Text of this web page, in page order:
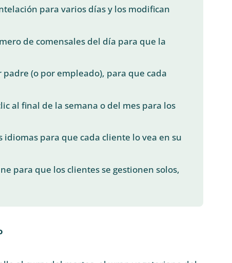
para varios días y los modifican
de comensales del día para que la
(o por empleado), para que cada
al final de la semana o del mes para los
para que cada cliente lo vea en su
para que los clientes se gestionen solos,